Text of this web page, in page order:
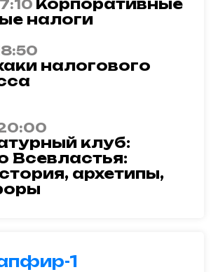
Корпоративные
налоги
налогового
клуб:
Всевластья:
архетипы,
1